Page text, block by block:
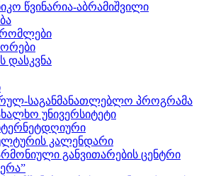
წვინარია-აბრამიშვილი
დასკვნა
საგანმანათლებლო პროგრამა
უნივერსიტეტი
კალენდარი
განვითარების ცენტრი